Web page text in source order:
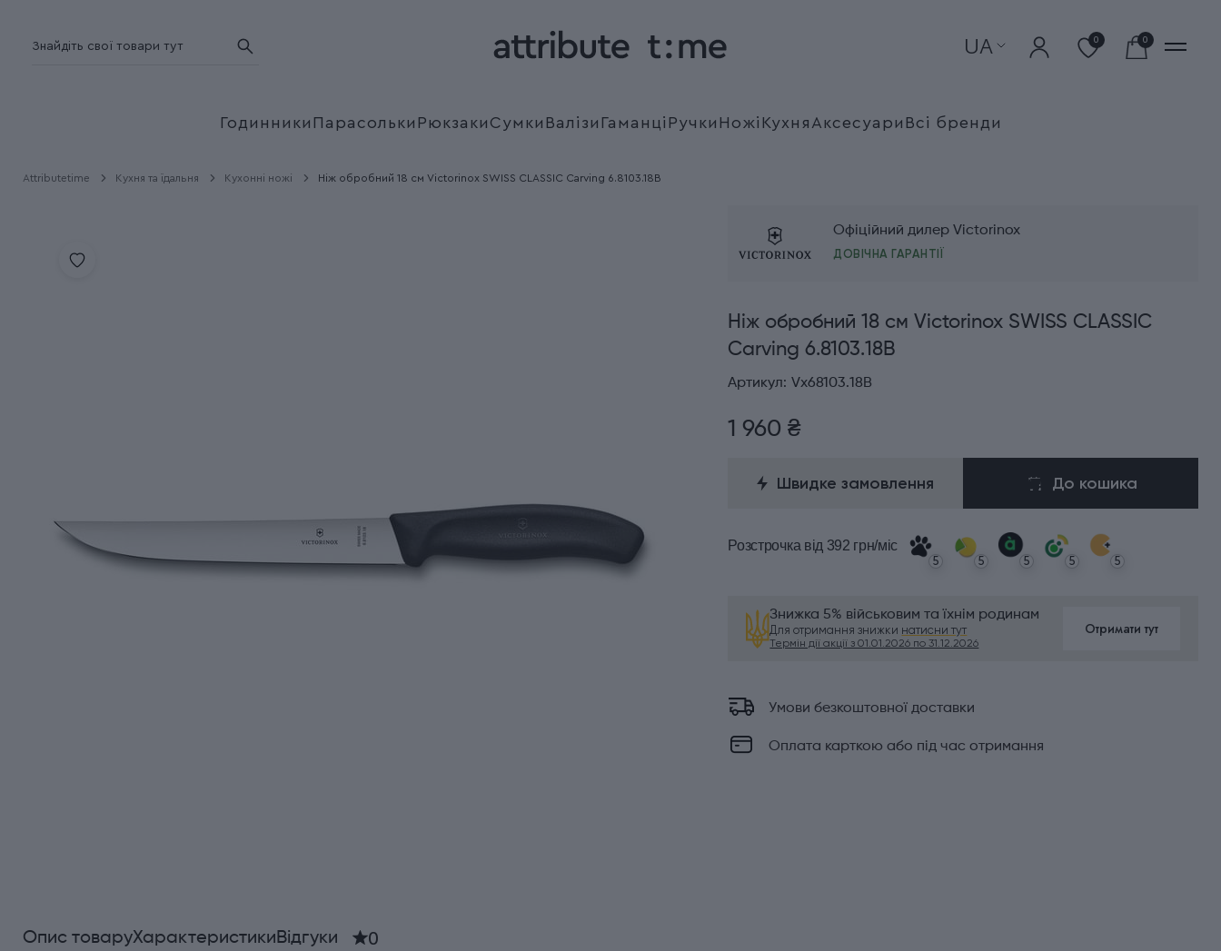
UA 0 0
Годинники Парасольки Рюкзаки Сумки Валізи Гаманці Ручки Ножі Кухня Аксесуари Всі бренди
Attributetime Кухня та їдальня Кухонні ножі Ніж обробний 18 см Victorinox SWISS CLASSIC Carving 6.8103.18B
Офіційний дилер Victorinox
ДОВІЧНА ГАРАНТІЇ
Ніж обробний 18 см Victorinox SWISS CLASSIC
Carving 6.8103.18B
Артикул: Vx68103.18B
1 960 ₴
Швидке замовлення До кошика
Розстрочка від 392 грн/міс
5 5 5 5 5
Знижка 5% військовим та їхнім родинам
Для отримання знижки натисни тут
Термін дії акції з 01.01.2026 по 31.12.2026
Отримати тут
Умови безкоштовної доставки
Оплата карткою або під час отримання
Опис товаруХарактеристикиВідгуки 0